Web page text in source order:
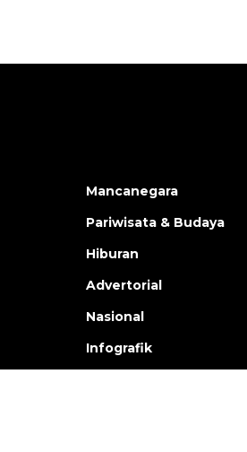
Mancanegara
Pariwisata & Budaya
Hiburan
Advertorial
Nasional
Infografik